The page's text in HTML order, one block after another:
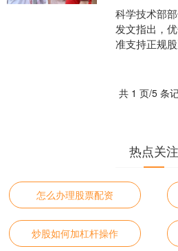
科学技术部
发文指出，
准支持正规
共 1 页/5 条
热点关注
怎么办理股票配资
炒股如何加杠杆操作